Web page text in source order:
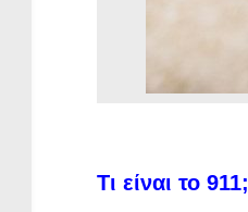
Τι είναι το 911;